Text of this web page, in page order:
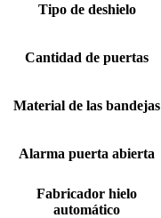
Tipo de deshielo
Cantidad de puertas
Material de las bandejas
Alarma puerta abierta
Fabricador hielo
automático